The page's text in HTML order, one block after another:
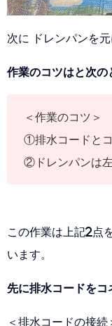
次に ドレンパンを元
作業のコツはと次の
＜作業のコツ＞
①排水コードと
②ドレンパンは
この作業は上記2点
います。
先に排水コードをコ
＜排水コードの接続